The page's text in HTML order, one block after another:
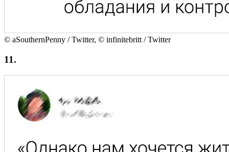
© aSouthernPenny / Twitter, © infinitebritt / Twitter
11.